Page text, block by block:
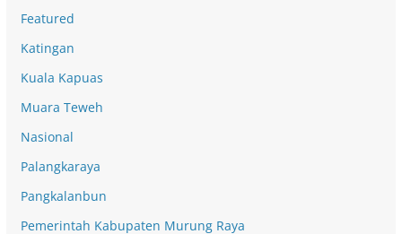
Featured
Katingan
Kuala Kapuas
Muara Teweh
Nasional
Palangkaraya
Pangkalanbun
Pemerintah Kabupaten Murung Raya